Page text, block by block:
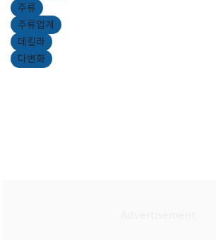
주류
주류업계
데킬라
다변화